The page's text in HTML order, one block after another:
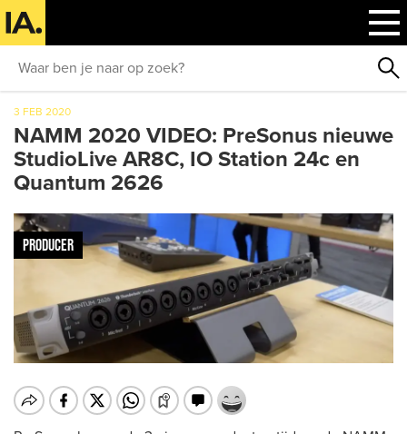
3 FEB 2020
NAMM 2020 VIDEO: PreSonus nieuwe
StudioLive AR8C, IO Station 24c en
Quantum 2626
PRODUCER